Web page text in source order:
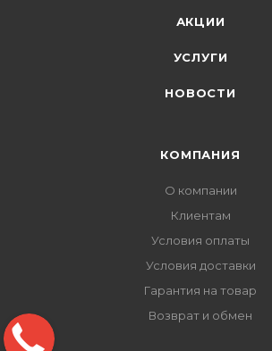
АКЦИИ
УСЛУГИ
НОВОСТИ
КОМПАНИЯ
О компании
Клиентам
Условия оплаты
Условия доставки
Гарантия на товар
Возврат и обмен